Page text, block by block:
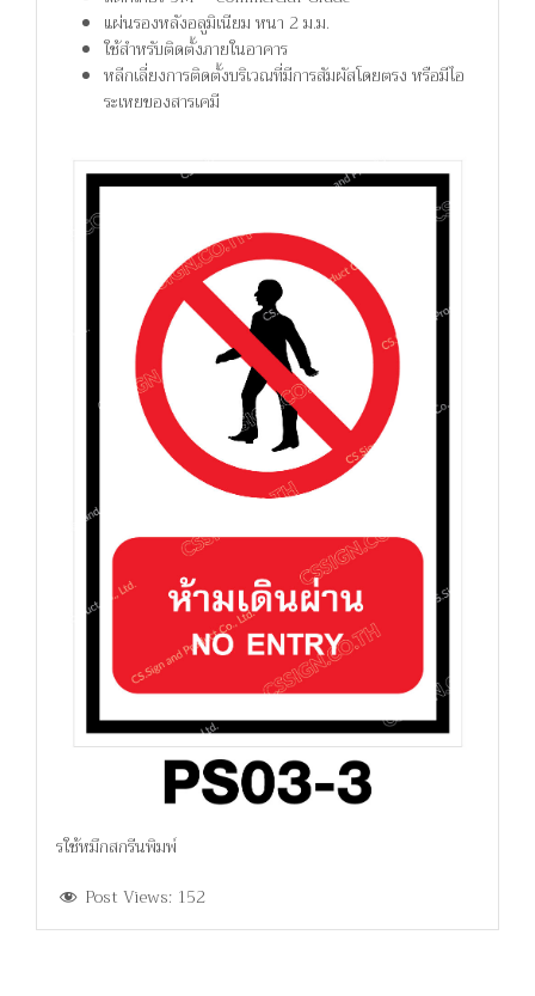
แผ่นรองหลังอลูมิเนียม หนา 2 ม.ม.
ใช้สำหรับติดตั้งภายในอาคาร
หลีกเลี่ยงการติดตั้งบริเวณที่มีการสัมผัสโดยตรง หรือมีไอ
ระเหยของสารเคมี
รใช้หมึกสกรีนพิมพ์
Post Views: 152